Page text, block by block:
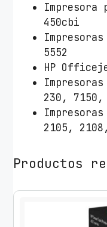
450cbi
5552
HP
230, 7150,
2105,
Productos